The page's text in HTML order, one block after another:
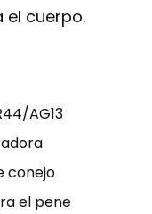
el cuerpo.
AG13
conejo
el pene